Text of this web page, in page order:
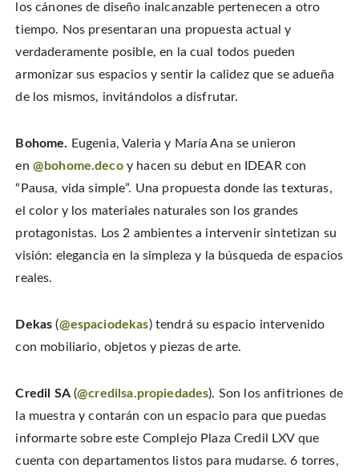
los cánones de diseño inalcanzable pertenecen a otro
tiempo. Nos presentaran una propuesta actual y
verdaderamente posible, en la cual todos pueden
armonizar sus espacios y sentir la calidez que se adueña
de los mismos, invitándolos a disfrutar.
Bohome. Eugenia, Valeria y María Ana se unieron
en @bohome.decoy hacen su debut en IDEAR con
“Pausa, vida simple”. Una propuesta donde las texturas,
el color y los materiales naturales son los grandes
protagonistas. Los 2 ambientes a intervenir sintetizan su
visión: elegancia en la simpleza y la búsqueda de espacios
reales.
Dekas (@espaciodekas) tendrá su espacio intervenido
con mobiliario, objetos y piezas de arte.
Credil SA(@credilsa.propiedades). Son los anfitriones de
la muestra y contarán con un espacio para que puedas
informarte sobre este Complejo Plaza Credil LXV que
cuenta con departamentos listos para mudarse. 6 torres,